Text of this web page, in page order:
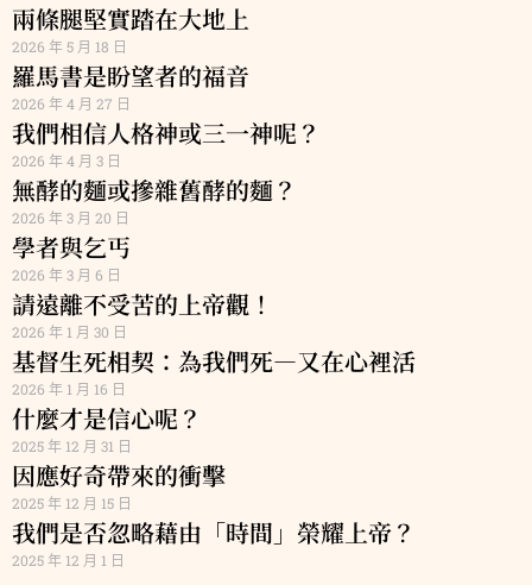
兩條腿堅實踏在大地上
2026 年 5 月 18 日
羅馬書是盼望者的福音
2026 年 4 月 27 日
我們相信人格神或三一神呢？
2026 年 4 月 3 日
無酵的麵或摻雜舊酵的麵？
2026 年 3 月 20 日
學者與乞丐
2026 年 3 月 6 日
請遠離不受苦的上帝觀！
2026 年 1 月 30 日
基督生死相契：為我們死—又在心裡活
2026 年 1 月 16 日
什麼才是信心呢？
2025 年 12 月 31 日
因應好奇帶來的衝擊
2025 年 12 月 15 日
我們是否忽略藉由「時間」榮耀上帝？
2025 年 12 月 1 日